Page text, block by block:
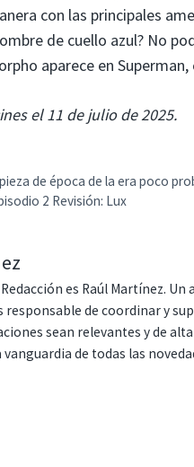
con las principales
de cuello azul? No
aparece en
el 11 de julio de 2025.
de época de la era poco
2 Revisión: Lux
es Raúl Martínez.
responsable de coordinar y
sean relevantes y de
de todas las